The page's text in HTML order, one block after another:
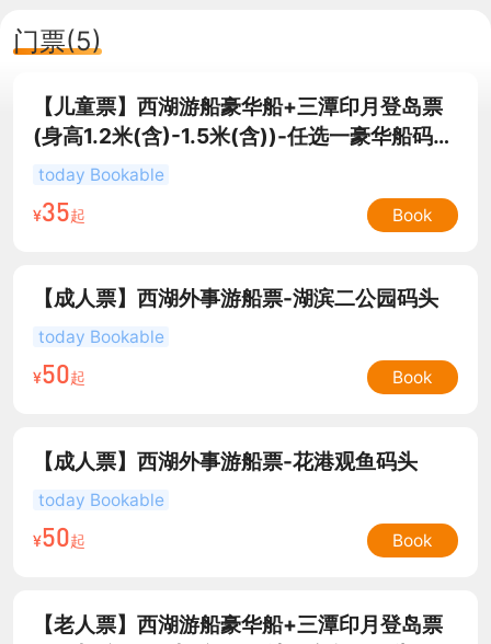
门票(5)
【儿童票】西湖游船豪华船+三潭印月登岛票
(身高1.2米(含)-1.5米(含))-任选一豪华船码
头-不区分场次
today Bookable
¥35起 Book
【成人票】西湖外事游船票-湖滨二公园码头
today Bookable
¥50起 Book
【成人票】西湖外事游船票-花港观鱼码头
today Bookable
¥50起 Book
【老人票】西湖游船豪华船+三潭印月登岛票